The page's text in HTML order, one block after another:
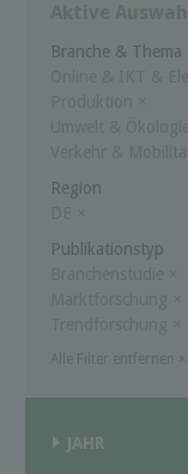
Aktive Auswahl
Branche & Thema
Online & IKT &
Produktion ×
Umwelt & Ökologie
Verkehr &
Region
DE ×
Publikationstyp
Branchenstudie ×
Marktforschung ×
Trendforschung ×
JAHR